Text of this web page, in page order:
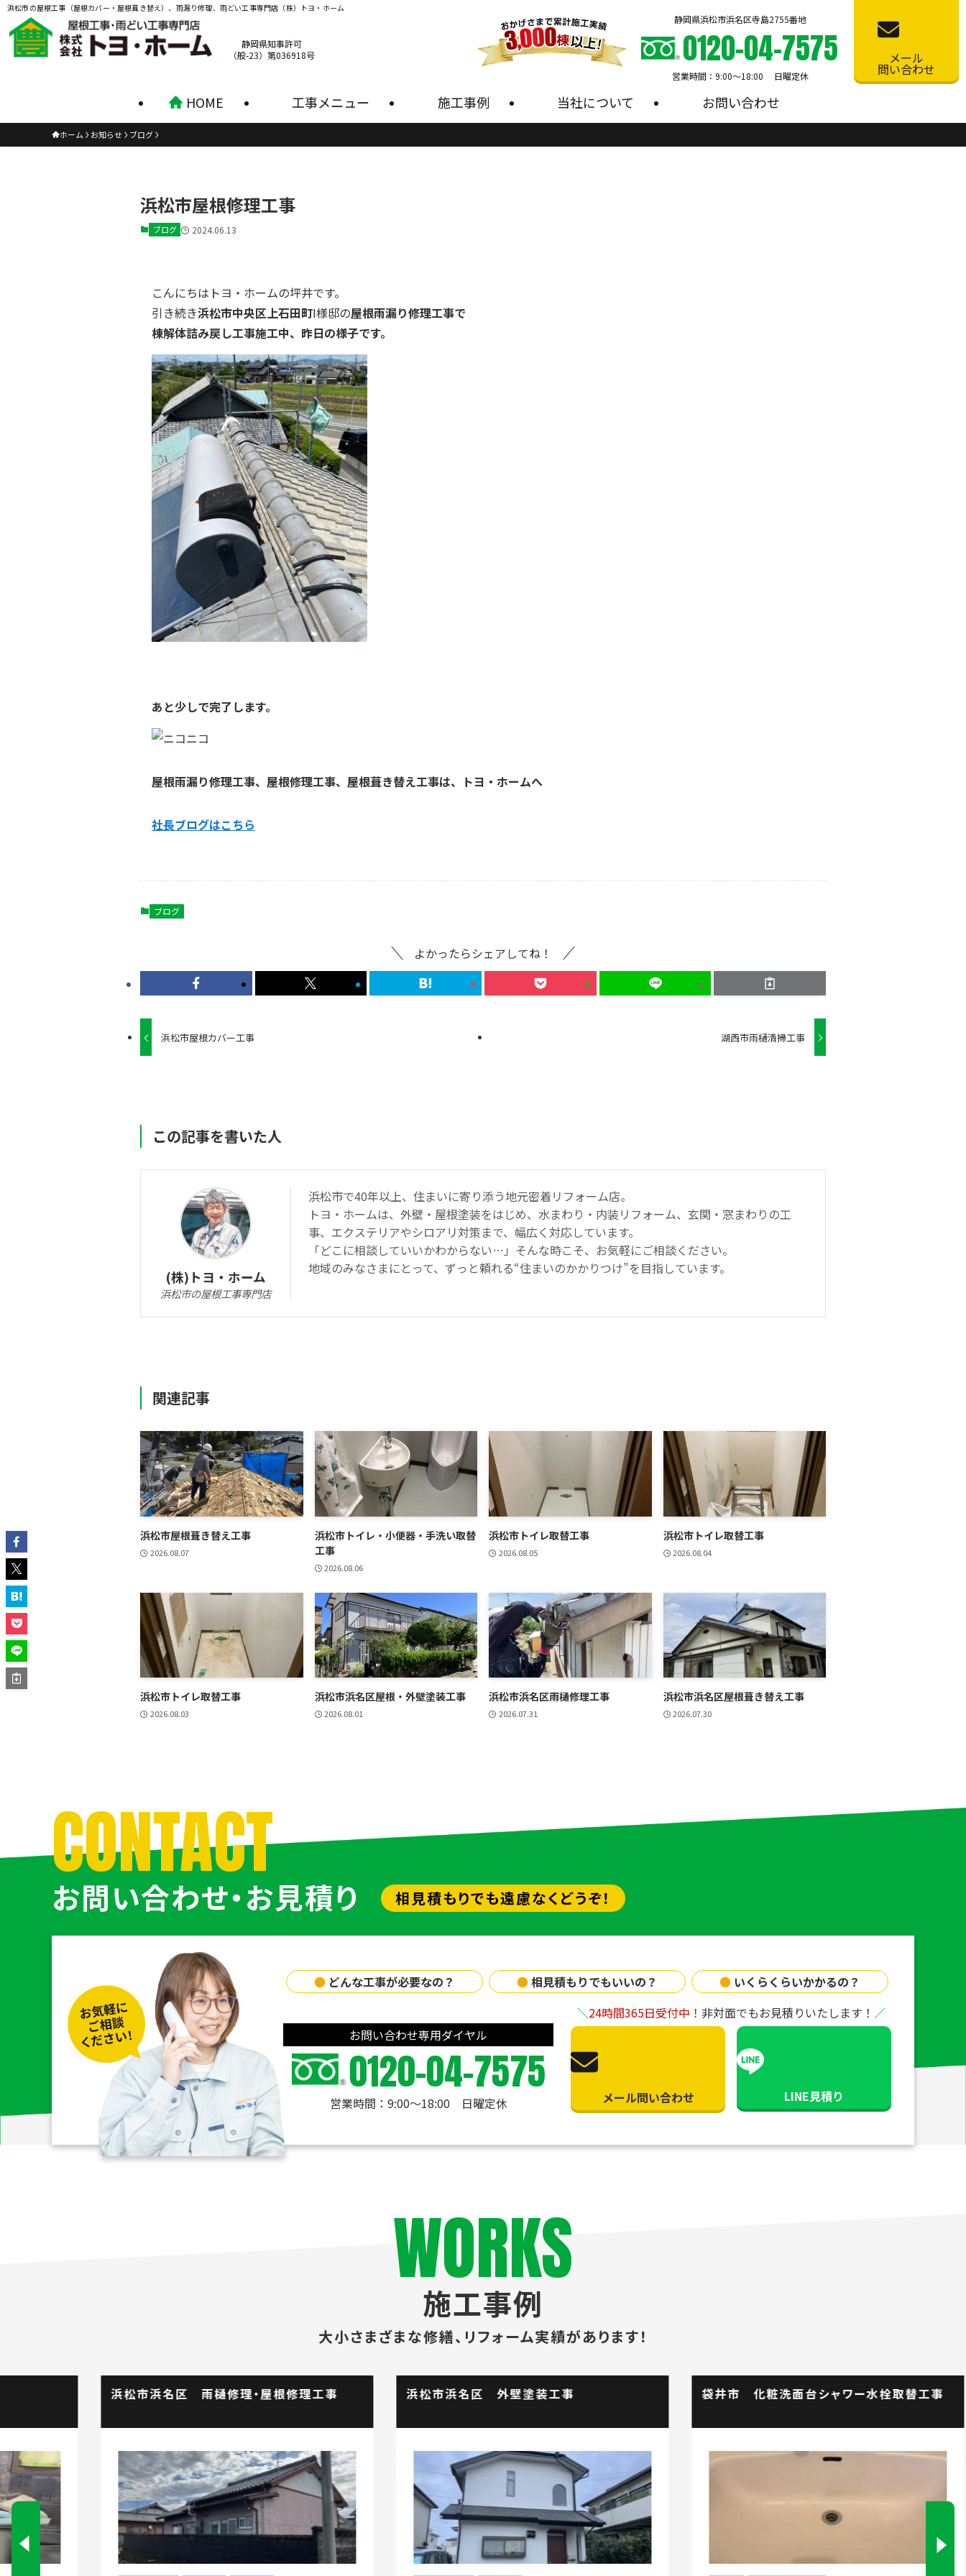
浜松市の屋根工事（屋根カバー・屋根葺き替え）、雨漏り修理、雨どい工事専門店（株）トヨ・ホーム
HOME 工事メニュー 施工事例 当社について お問い合わせ
静岡県知事許可
（般-23）第036918号
静岡県浜松市浜名区寺島2755番地
0120-04-7575
営業時間：9:00〜18:00 日曜定休
メール
問い合わせ
ホーム お知らせ ブログ
浜松市屋根修理工事
ブログ 2024.06.13
こんにちはトヨ・ホームの坪井です。
引き続き浜松市中央区上石田町I様邸の屋根雨漏り修理工事で
棟解体詰み戻し工事施工中、昨日の様子です。
あと少しで完了します。
屋根雨漏り修理工事、屋根修理工事、屋根葺き替え工事は、トヨ・ホームへ
社長ブログはこ ちら
ブログ
よかったらシェアしてね！
浜松市屋根カバー工事 湖西市雨樋清掃工事
この記事を書いた人
(株)トヨ・ホーム
浜松市の屋根工事専門店
浜松市で40年以上、住まいに寄り添う地元密着リフォーム店。
トヨ・ホームは、外壁・屋根塗装をはじめ、水まわり・内装リフォーム、玄関・窓まわりの工
事、エクステリアやシロアリ対策まで、幅広く対応しています。
「どこに相談していいかわからない…」そんな時こそ、お気軽にご相談ください。
地域のみなさまにとって、ずっと頼れる“住まいのかかりつけ”を目指しています。
関連記事
浜松市屋根葺き替え工事
2026.08.07
浜松市トイレ・小便器・手洗い取替
工事
2026.08.06
浜松市トイレ取替工事
2026.08.05
浜松市トイレ取替工事
2026.08.04
浜松市トイレ取替工事
2026.08.03
浜松市浜名区屋根・外壁塗装工事
2026.08.01
浜松市浜名区雨樋修理工事
2026.07.31
浜松市浜名区屋根葺き替え工事
2026.07.30
CONTACT
お問い合わせ・お見積り 相見積もりでも遠慮なくどうぞ！
● どんな工事が必要なの？ ●相見積もりでもいいの？ ● いくらくらいかかるの？
お問い合わせ専用ダイヤル
0120-04-7575
営業時間：9:00〜18:00 日曜定休
24時間365日受付中！ 非対面でもお見積りいたします！
メール問い合わせ LINE見積り
WORKS
施工事例
大小さまざまな修繕、 リフォーム実績があります！
浜松市浜名区 雨樋修理・屋根修理工事 浜松市浜名区 外壁塗装工事 袋井市 化粧洗面台シャワー水栓取替工事